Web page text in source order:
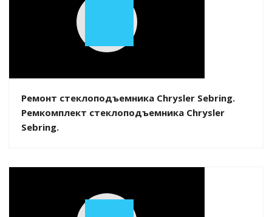
Play
Ремонт стеклоподъемника Chrysler Sebring.
Ремкомплект стеклоподъемника Chrysler
Sebring.